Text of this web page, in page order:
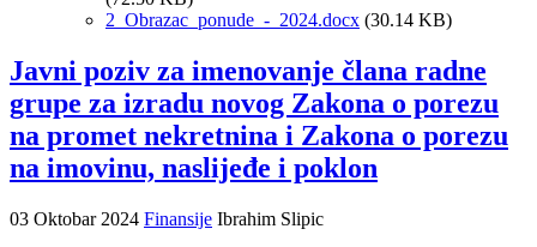
2_Obrazac_ponude_-_2024.docx (30.14 KB)
Javni poziv za imenovanje člana radne
grupe za izradu novog Zakona o porezu
na promet nekretnina i Zakona o porezu
na imovinu, naslijeđe i poklon
03 Oktobar 2024 Finansije Ibrahim Slipic